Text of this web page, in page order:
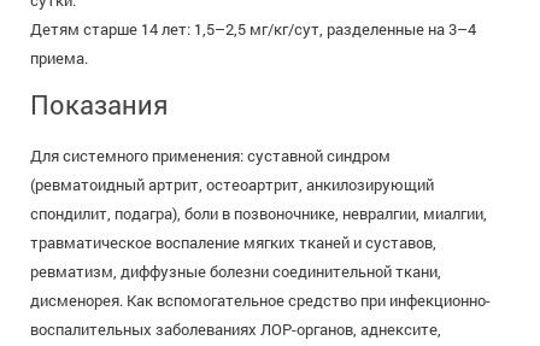
Детям старше 14 лет: 1,5–2,5 мг/кг/сут, разделенные на 3–4
приема.
Показания
Для системного применения: суставной синдром
(ревматоидный артрит, остеоартрит, анкилозирующий
спондилит, подагра), боли в позвоночнике, невралгии, миалгии,
травматическое воспаление мягких тканей и суставов,
ревматизм, диффузные болезни соединительной ткани,
дисменорея. Как вспомогательное средство при инфекционно-
воспалительных заболеваниях ЛОР-органов, аднексите,